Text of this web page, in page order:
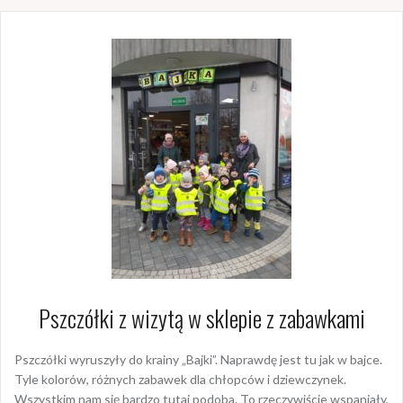
Pszczółki z wizytą w sklepie z zabawkami
Pszczółki wyruszyły do krainy „Bajki”. Naprawdę jest tu jak w bajce.
Tyle kolorów, różnych zabawek dla chłopców i dziewczynek.
Wszystkim nam się bardzo tutaj podoba. To rzeczywiście wspaniały,